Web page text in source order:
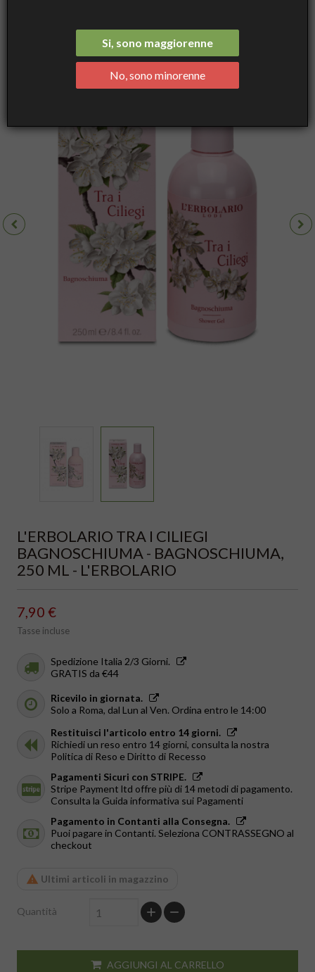
L'ERBOLARIO TRA I CILIEGI
BAGNOSCHIUMA - BAGNOSCHIUMA,
250 ML - L'ERBOLARIO
7,90 €
Tasse incluse
Spedizione Italia 2/3 Giorni.
GRATIS da €44
Ricevilo in giornata.
Solo a Roma, dal Lun al Ven. Ordina entro le 14:00
Restituisci l'articolo entro 14 giorni.
Richiedi un reso entro 14 giorni, consulta la nostra
Politica di Reso e Diritto di Recesso
Pagamenti Sicuri con STRIPE.
Stripe Payment ltd offre più di 14 metodi di pagamento.
Consulta la Guida informativa sui Pagamenti
Pagamento in Contanti alla Consegna.
Puoi pagare in Contanti. Seleziona CONTRASSEGNO al
checkout
Ultimi articoli in magazzino
Quantità
AGGIUNGI AL CARRELLO
Si, sono maggiorenne
No, sono minorenne